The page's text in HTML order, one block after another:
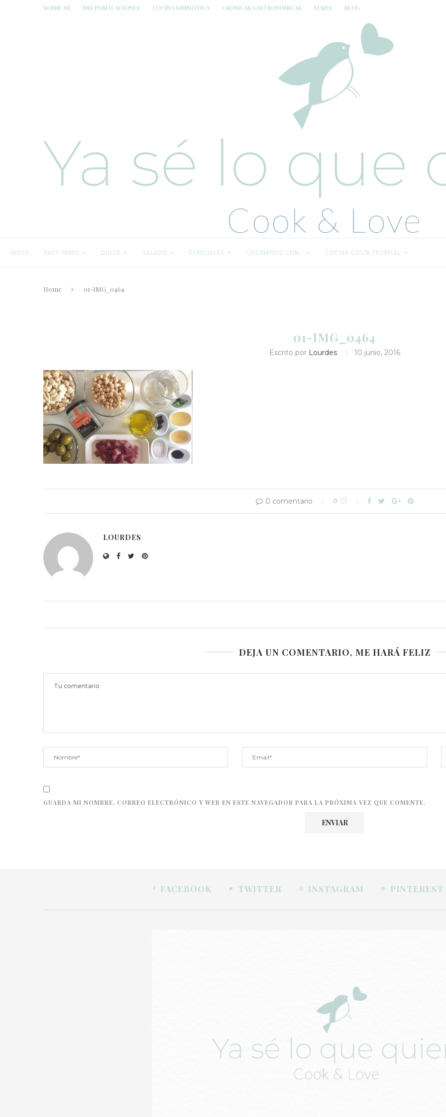
SOBRE MÍ MIS PUBLICACIONES COCINA SIMBIÓTICA CRÓNICAS GASTRONÓMICAS VIAJES BLOG
INICIO EASY TAPAS DULCE SALADO ESPECIALES COCINANDO CON… COCINA COSTA TROPICAL
Home 01-IMG_0464
01-IMG_0464
Escrito por Lourdes 10 junio, 2016
0 comentario 0
LOURDES
DEJA UN COMENTARIO, ME HARÁ FELIZ
GUARDA MI NOMBRE, CORREO ELECTRÓNICO Y WEB EN ESTE NAVEGADOR PARA LA PRÓXIMA VEZ QUE COMENTE.
FACEBOOK TWITTER INSTAGRAM PINTEREST